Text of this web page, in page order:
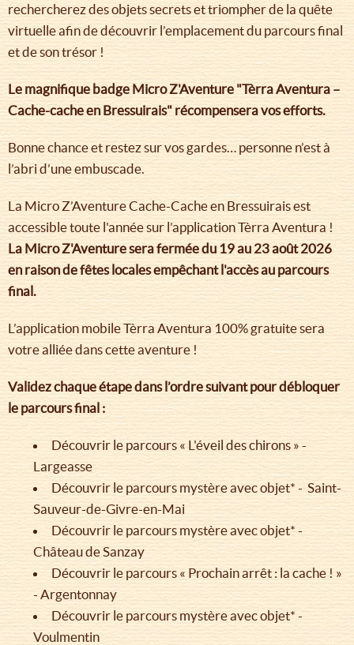
rechercherez des objets secrets et triompher de la quête
virtuelle afin de découvrir l’emplacement du parcours final
et de son trésor !
Le magnifique badge Micro Z'Aventure "Tèrra Aventura –
Cache-cache en Bressuirais" récompensera vos efforts.
Bonne chance et restez sur vos gardes… personne n’est à
l’abri d’une embuscade.
La Micro Z’Aventure Cache-Cache en Bressuirais est
accessible toute l'année sur l’application Tèrra Aventura !
La Micro Z'Aventure sera fermée du 19 au 23 août 2026
en raison de fêtes locales empêchant l'accès au parcours
final.
L’application mobile Tèrra Aventura 100% gratuite sera
votre alliée dans cette aventure !
Validez chaque étape dans l’ordre suivant pour débloquer
le parcours final :
Découvrir le parcours « L'éveil des chirons » -
Largeasse
Découvrir le parcours mystère avec objet* - Saint-
Sauveur-de-Givre-en-Mai
Découvrir le parcours mystère avec objet* -
Château de Sanzay
Découvrir le parcours « Prochain arrêt : la cache ! »
- Argentonnay
Découvrir le parcours mystère avec objet* -
Voulmentin